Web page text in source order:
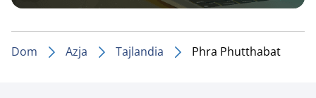
Dom Azja Tajlandia Phra Phutthabat